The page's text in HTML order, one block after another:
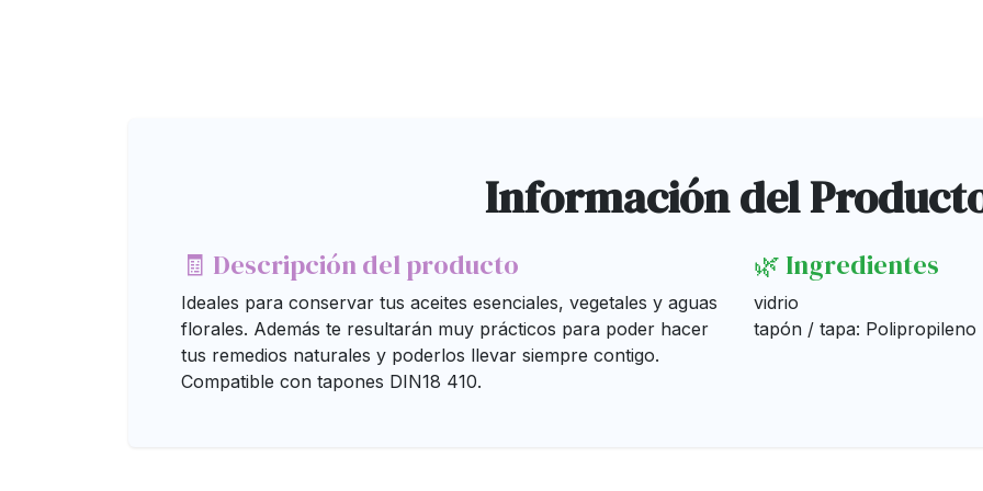
Información del
🧾 Descripción del producto
Ideales para conservar tus aceites esenciales, vegetales y aguas
florales. Además te resultarán muy prácticos para poder hacer
tus remedios naturales y poderlos llevar siempre contigo.
Compatible con tapones DIN18 410.
🌿 Ingredientes
vidrio
tapón / tapa: Polipropileno